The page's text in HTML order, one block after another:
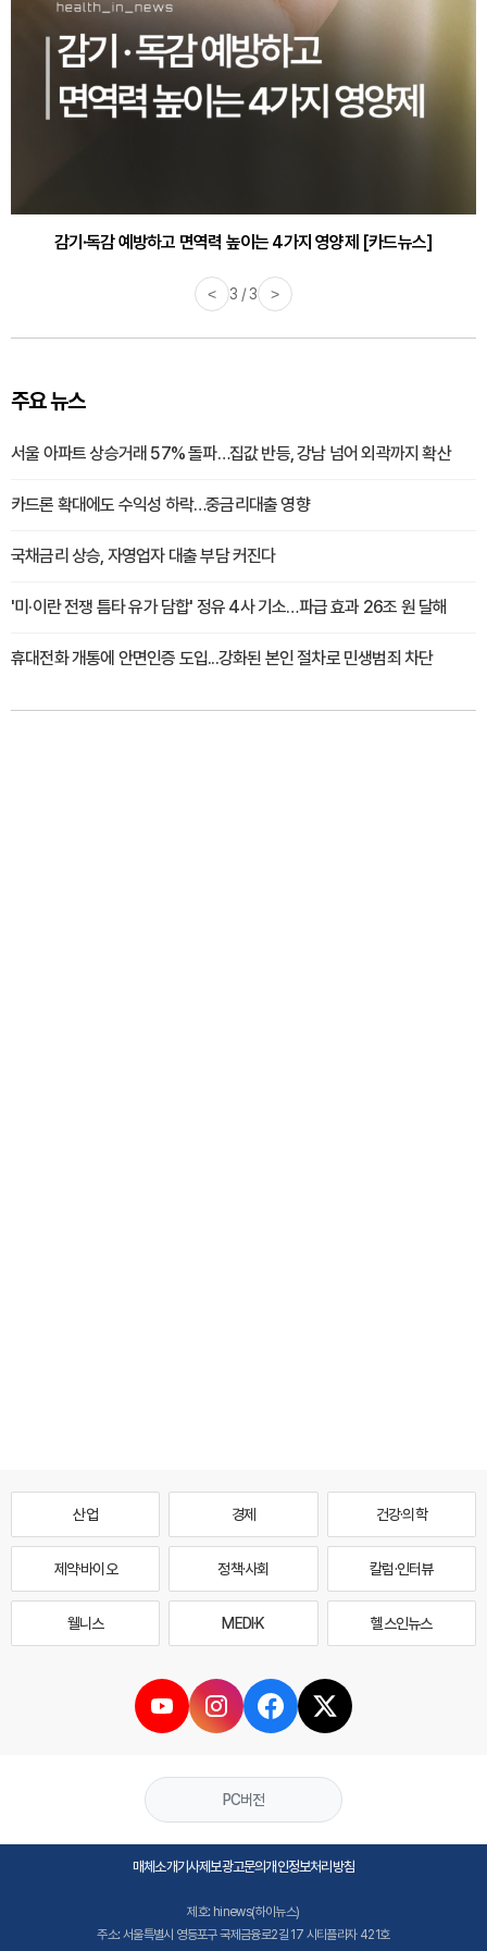
감기·독감 예방하고 면역력 높이는 4가지 영양제 [카드뉴스]
< 3 / 3 >
주요 뉴스
서울 아파트 상승거래 57% 돌파…집값 반등, 강남 넘어 외곽까지 확산
카드론 확대에도 수익성 하락…중금리대출 영향
국채금리 상승, 자영업자 대출 부담 커진다
'미·이란 전쟁 틈타 유가 담합' 정유 4사 기소…파급 효과 26조 원 달해
휴대전화 개통에 안면인증 도입...강화된 본인 절차로 민생범죄 차단
산업 경제 건강·의학
제약·바이오 정책·사회 칼럼·인터뷰
웰니스 MEDI·K 헬스인뉴스
PC버전
매체소개기사제보광고문의개인정보처리방침
제호: hinews(하이뉴스)
주소: 서울특별시 영등포구 국제금융로2길 17 시티플라자 421호